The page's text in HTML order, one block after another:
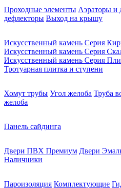
Проходные элементы Аэраторы и
дефлекторы Выход на крышу
Искусственный камень Серия
Искусственный камень Серия
Искусственный камень Серия
Тротуарная плитка и ступени
Хомут трубы Угол желоба Труба
желоба
Панель сайдинга
Двери ПВХ Премиум Двери
Наличники
Пароизоляция Комплектующие